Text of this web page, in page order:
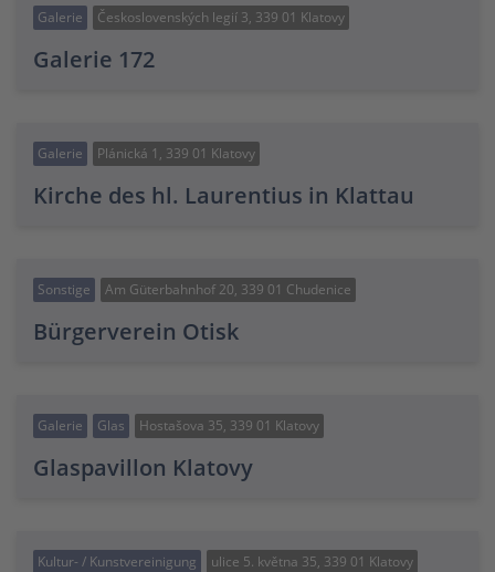
Galerie Československých legií 3, 339 01 Klatovy
Galerie 172
Galerie Plánická 1, 339 01 Klatovy
Kirche des hl. Laurentius in Klattau
Sonstige Am Güterbahnhof 20, 339 01 Chudenice
Bürgerverein Otisk
Galerie Glas Hostašova 35, 339 01 Klatovy
Glaspavillon Klatovy
Kultur- / Kunstvereinigung ulice 5. května 35, 339 01 Klatovy